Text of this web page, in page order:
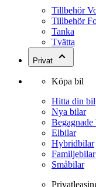
Tillbehör
Tillbehör
Tanka
Tvätta
Privat
Köpa bil
Hitta din bil
Nya bilar
Begagnade
Elbilar
Hybridbilar
Familjebilar
Småbilar